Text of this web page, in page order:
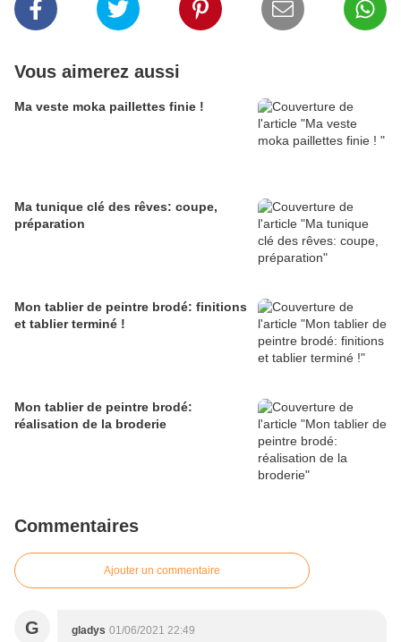
Vous aimerez aussi
Ma veste moka paillettes finie !
Ma tunique clé des rêves: coupe,
préparation
Mon tablier de peintre brodé: finitions
et tablier terminé !
Mon tablier de peintre brodé:
réalisation de la broderie
Commentaires
Ajouter un commentaire
G gladys 01/06/2021 22:49